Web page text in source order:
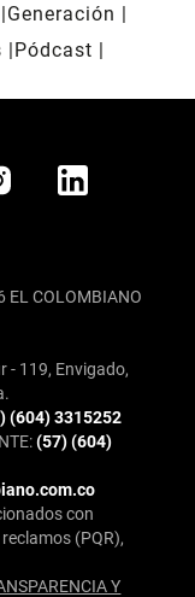
Generación
Pódcast
EL COLOMBIANO
- 119, Envigado,
(604) 3315252
(57) (604)
con
(PQR),
Y